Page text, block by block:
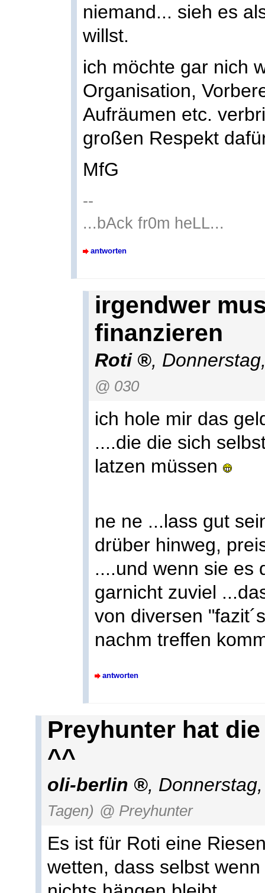
niemand... sieh es
willst.
ich möchte gar nich
Organisation,
Aufräumen etc.
großen Respekt
MfG
--
...bAck fr0m heLL...
antworten
irgendwer
finanzieren
Roti ,
@ 030
ich hole mir das
....die die sich
latzen müssen
ne ne ...lass gut
drüber hinweg,
....und wenn sie es
garnicht zuviel
von diversen
nachm treffen
antworten
Preyhunter hat
^^
oli-berlin ,
Tagen) @ Preyhunter
Es ist für Roti eine
wetten, dass selbst